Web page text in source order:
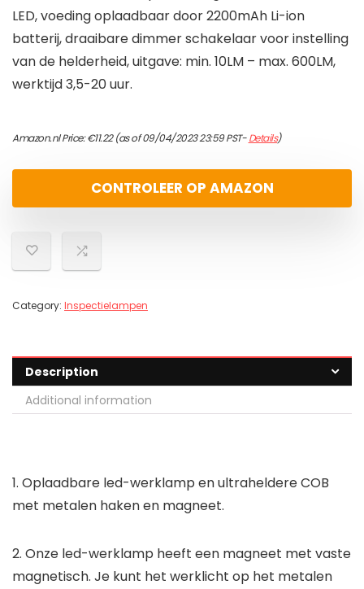
LED, voeding oplaadbaar door 2200mAh Li-ion
batterij, draaibare dimmer schakelaar voor instelling
van de helderheid, uitgave: min. 10LM – max. 600LM,
werktijd 3,5-20 uur.
Amazon.nl Price:€11.22(as of 09/04/2023 23:59 PST-Details)
CONTROLEER OP AMAZON
Category: Inspectielampen
Description
Additional information
1. Oplaadbare led-werklamp en ultraheldere COB
met metalen haken en magneet.
2. Onze led-werklamp heeft een magneet met vaste
magnetisch. Je kunt het werklicht op het metalen